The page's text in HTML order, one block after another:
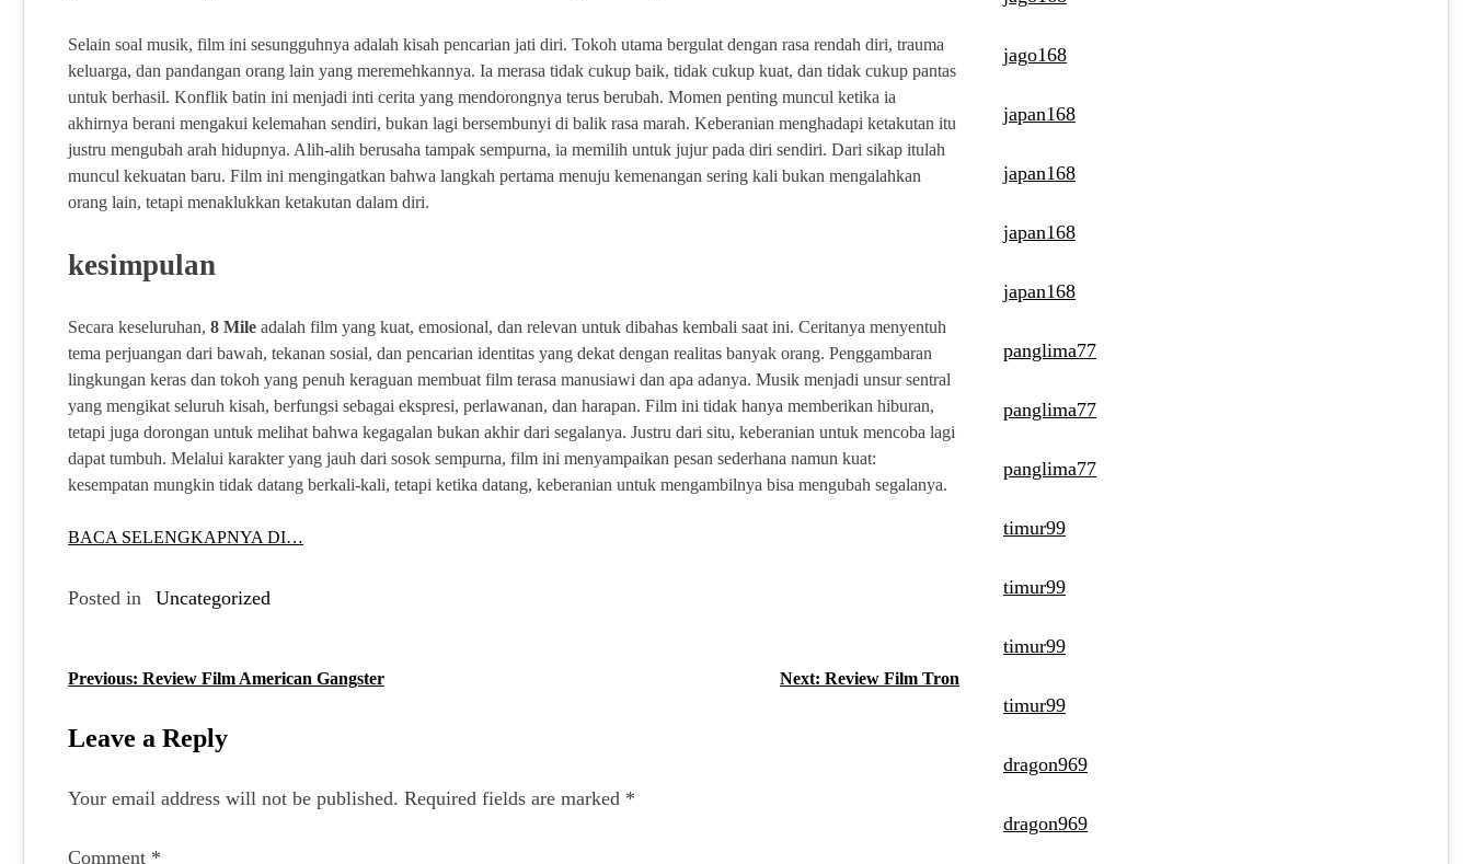
Selain soal musik, film ini sesungguhnya adalah kisah pencarian jati diri. Tokoh utama bergulat dengan rasa rendah diri, trauma
keluarga, dan pandangan orang lain yang meremehkannya. Ia merasa tidak cukup baik, tidak cukup kuat, dan tidak cukup pantas
untuk berhasil. Konflik batin ini menjadi inti cerita yang mendorongnya terus berubah. Momen penting muncul ketika ia
akhirnya berani mengakui kelemahan sendiri, bukan lagi bersembunyi di balik rasa marah. Keberanian menghadapi ketakutan itu
justru mengubah arah hidupnya. Alih-alih berusaha tampak sempurna, ia memilih untuk jujur pada diri sendiri. Dari sikap itulah
muncul kekuatan baru. Film ini mengingatkan bahwa langkah pertama menuju kemenangan sering kali bukan mengalahkan
orang lain, tetapi menaklukkan ketakutan dalam diri.
kesimpulan
Secara keseluruhan, 8 Mile adalah film yang kuat, emosional, dan relevan untuk dibahas kembali saat ini. Ceritanya menyentuh
tema perjuangan dari bawah, tekanan sosial, dan pencarian identitas yang dekat dengan realitas banyak orang. Penggambaran
lingkungan keras dan tokoh yang penuh keraguan membuat film terasa manusiawi dan apa adanya. Musik menjadi unsur sentral
yang mengikat seluruh kisah, berfungsi sebagai ekspresi, perlawanan, dan harapan. Film ini tidak hanya memberikan hiburan,
tetapi juga dorongan untuk melihat bahwa kegagalan bukan akhir dari segalanya. Justru dari situ, keberanian untuk mencoba lagi
dapat tumbuh. Melalui karakter yang jauh dari sosok sempurna, film ini menyampaikan pesan sederhana namun kuat:
kesempatan mungkin tidak datang berkali-kali, tetapi ketika datang, keberanian untuk mengambilnya bisa mengubah segalanya.
BACA SELENGKAPNYA DI…
Posted in Uncategorized
P
o
t
Previous: Review Film American Gangster Next: Review Film Tron
Leave a Reply
Your email address will not be published. Required fields are marked *
Comment *
jago168
japan168
japan168
japan168
japan168
panglima77
panglima77
panglima77
timur99
timur99
timur99
timur99
dragon969
dragon969